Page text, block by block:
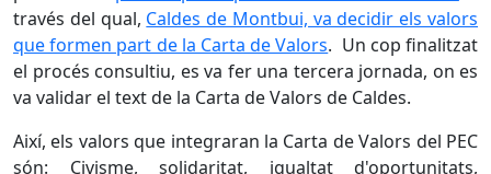
través del qual, Caldes de Montbui, va decidir els valors
que formen part de la Carta de Valors. Un cop finalitzat
el procés consultiu, es va fer una tercera jornada, on es
va validar el text de la Carta de Valors de Caldes.
Així, els valors que integraran la Carta de Valors del PEC
són: Civisme, solidaritat, igualtat d'oportunitats,